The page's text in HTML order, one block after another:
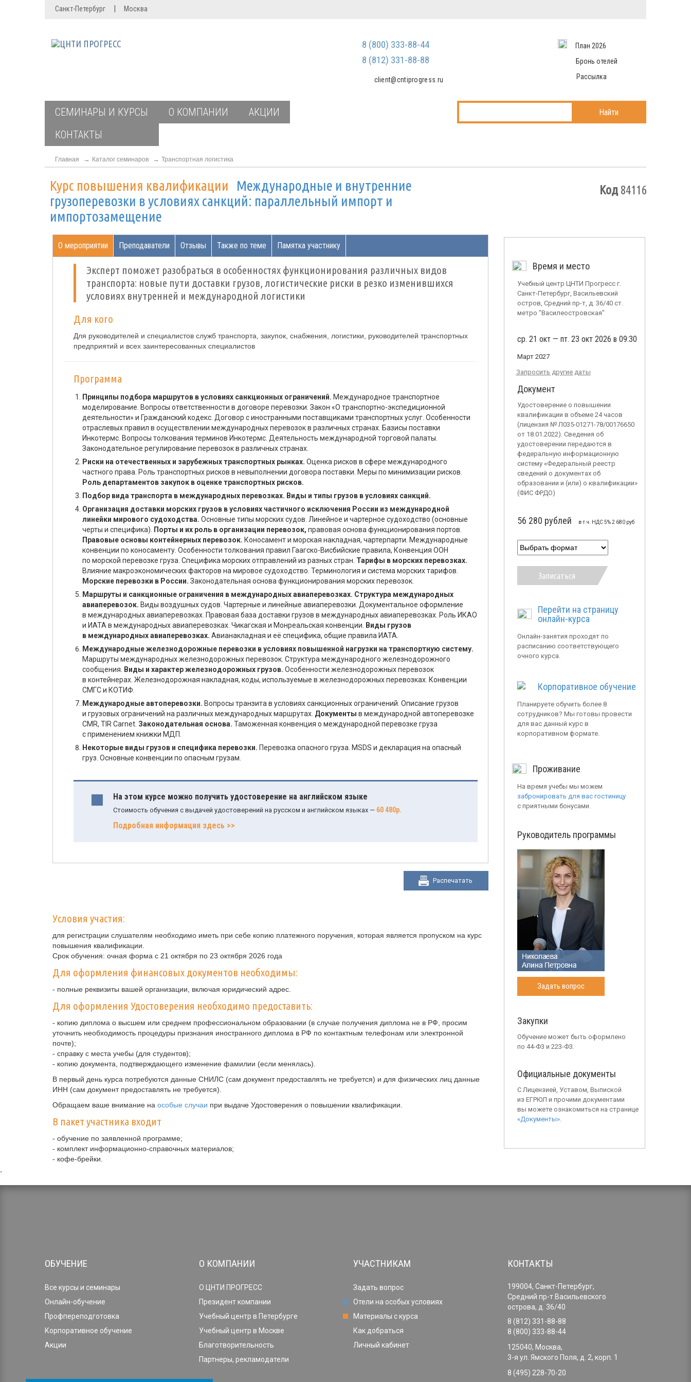
Мы не передаем ваши данные
спам
Запомнить меня
Войти в кабинет
Санкт-Петербург | Москва
8 (800) 333-88-44
8 (812) 331-88-88
client@cntiprogress.ru
План 2026
Бронь отелей
Рассылка
СЕМИНАРЫ И КУРСЫ О КОМПАНИИ
АКЦИИ
КОНТАКТЫ
Найти
Главная Каталог семинаров Транспортная логистика
Курс повышения квалификации
Международные и внутренние
грузоперевозки в условиях санкций: параллельный импорт и
импортозамещение
Код84116
О мероприятии Преподаватели Отзывы Также по теме Памятка участнику
Эксперт поможет разобраться в особенностях функционирования различных видов
транспорта: новые пути доставки грузов, логистические риски в резко изменившихся
условиях внутренней и международной логистики
Для кого
Для руководителей и специалистов служб транспорта, закупок, снабжения, логистики, руководителей транспортных
предприятий и всех заинтересованных специалистов
Программа
Принципы подбора маршрутов в условиях санкционных ограничений. Международное транспортное
моделирование. Вопросы ответственности в договоре перевозки. Закон «О транспортно-экспедиционной
деятельности» и Гражданский кодекс. Договор с иностранными поставщиками транспортных услуг. Особенности
отраслевых правил в осуществлении международных перевозок в различных странах. Базисы поставки
Инкотермс. Вопросы толкования терминов Инкотермс. Деятельность международной торговой палаты.
Законодательное регулирование перевозок в различных странах.
Риски на отечественных и зарубежных транспортных рынках. Оценка рисков в сфере международного
частного права. Роль транспортных рисков в невыполнении договора поставки. Меры по минимизации рисков.
Роль департаментов закупок в оценке транспортных рисков.
Подбор вида транспорта в международных перевозках. Виды и типы грузов в условиях санкций.
Организация доставки морских грузов в условиях частичного исключения России из международной
линейки мирового судоходства. Основные типы морских судов. Линейное и чартерное судоходство (основные
черты и специфика).
Порты и их роль в организации перевозок, правовая основа функционирования портов.
Правовые основы контейнерных перевозок. Коносамент и морская накладная, чартерпарти. Международные
конвенции по коносаменту. Особенности толкования правил Гаагско-Висбийские правила, Конвенция ООН
по морской перевозке груза. Специфика морских отправлений из разных стран. Тарифы в морских перевозках.
Влияние макроэкономических факторов на мировое судоходство. Терминология и система морских тарифов.
Морские перевозки в России. Законодательная основа функционирования морских перевозок.
Маршруты и санкционные ограничения в международных авиаперевозках. Структура международных
авиаперевозок. Виды воздушных судов. Чартерные и линейные авиаперевозки. Документальное оформление
в международных авиаперевозках. Правовая база доставки грузов в международных авиаперевозках. Роль ИКАО
и ИАТА в международных авиаперевозках. Чикагская и Монреальская конвенции.
Виды грузов
в международных авиаперевозках. Авианакладная и её специфика, общие правила ИАТА.
Международные железнодорожные перевозки в условиях повышенной нагрузки на транспортную систему.
Маршруты международных железнодорожных перевозок. Структура международного железнодорожного
сообщения.
Виды и характер железнодорожных грузов. Особенности железнодорожных перевозок
в контейнерах. Железнодорожная накладная, коды, используемые в железнодорожных перевозках. Конвенции
СМГС и КОТИФ.
Международные автоперевозки. Вопросы транзита в условиях санкционных ограничений. Описание грузов
и грузовых ограничений на различных международных маршрутах. Документы в международной автоперевозке
CMR, TIR Carnet. Законодательная основа. Таможенная конвенция о международной перевозке груза
с применением книжки МДП.
Некоторые виды грузов и специфика перевозки. Перевозка опасного груза. MSDS и декларация на опасный
груз. Основные конвенции по опасным грузам.
На этом курсе можно получить удостоверение на английском языке
Стоимость обучения с выдачей удостоверений на русском и английском языках — 60 480р.
Подробная информация здесь >>
Распечатать
Условия участия:
для регистрации слушателям необходимо иметь при себе копию платежного поручения, которая является пропуском на курс
повышения квалификации.
Срок обучения: очная форма с 21 октября по 23 октября 2026 года
Для оформления финансовых документов необходимы:
- полные реквизиты вашей организации, включая юридический адрес.
Для оформления Удостоверения необходимо предоставить:
- копию диплома о высшем или среднем профессиональном образовании (в случае получения диплома не в РФ, просим
уточнить необходимость процедуры признания иностранного диплома в РФ по контактным телефонам или электронной
почте);
- справку с места учебы (для студентов);
- копию документа, подтверждающего изменение фамилии (если менялась).
В первый день курса потребуются данные СНИЛС (сам документ предоставлять не требуется) и для физических лиц данные
ИНН (сам документ предоставлять не требуется).
Обращаем ваше внимание на особые случаи при выдаче Удостоверения о повышении квалификации.
В пакет участника входит
- обучение по заявленной программе;
- комплект информационно-справочных материалов;
- кофе-брейки.
Время и место
Учебный центр ЦНТИ Прогресс г.
Санкт-Петербург, Васильевский
остров, Средний пр-т, д. 36/40 ст.
метро "Василеостровская"
ср. 21 окт — пт. 23 окт 2026 в 09:30
Март 2027
Запросить другие даты
Документ
Удостоверение о повышении
квалификации в объеме 24 часов
(лицензия № Л035-01271-78/00176650
от 18.01.2022). Сведения об
удостоверении передаются в
федеральную информационную
систему «Федеральный реестр
сведений о документах об
образовании и (или) о квалификации»
(ФИС ФРДО)
56 280 рублей в т.ч. НДС 5% 2 680 руб
Записаться
Перейти на страницу
онлайн-курса
Онлайн-занятия проходят по
расписанию соответствующего
очного курса.
Корпоративное обучение
Планируете обучить более 8
сотрудников? Мы готовы провести
для вас данный курс в
корпоративном формате.
Проживание
На время учебы мы можем
забронировать для вас гостиницу
с приятными бонусами.
Руководитель программы
Задать вопрос
Закупки
Обучение может быть оформлено
по 44-Ф3 и 223-Ф3.
Официальные документы
С Лицензией, Уставом, Выпиской
из ЕГРЮЛ и прочими документами
вы можете ознакомиться на странице
«Документы».
ОБУЧЕНИЕ
Все курсы и семинары
Онлайн-обучение
Профпереподготовка
Корпоративное обучение
Акции
О КОМПАНИИ
О ЦНТИ ПРОГРЕСС
Президент компании
Учебный центр в Петербурге
Учебный центр в Москве
Благотворительность
Партнеры, рекламодатели
УЧАСТНИКАМ
Задать вопрос
Отели на особых условиях
Материалы с курса
Как добраться
Личный кабинет
КОНТАКТЫ
199004, Санкт-Петербург,
Средний пр-т Васильевского
острова, д. 36/40
8 (812) 331-88-88
8 (800) 333-88-44
125040, Москва,
3-я ул. Ямского Поля, д. 2, корп. 1
8 (495) 228-70-20